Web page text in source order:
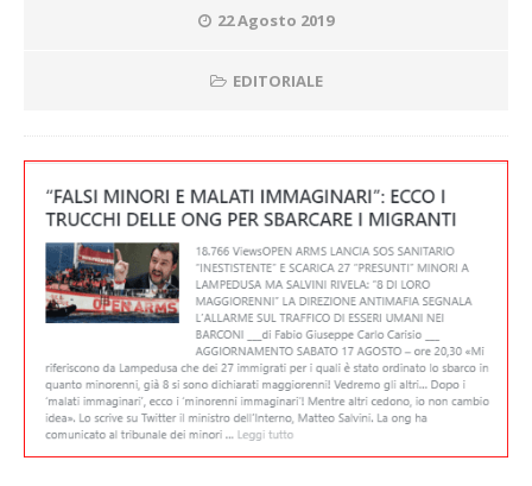
22 Agosto 2019
EDITORIALE